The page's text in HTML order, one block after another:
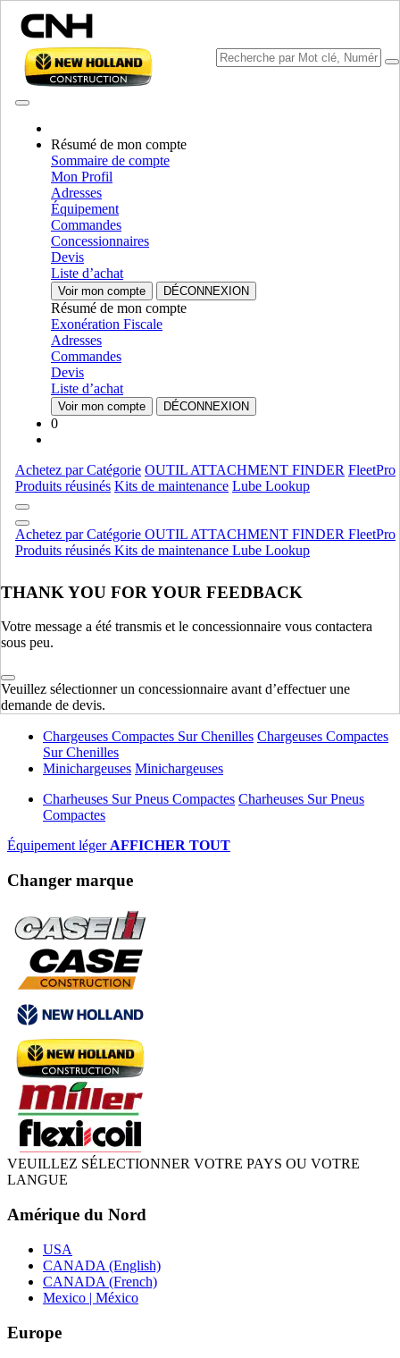
Résumé de mon compte
Sommaire de compte
Mon Profil
Adresses
Équipement
Commandes
Concessionnaires
Devis
Liste d’achat
Voir mon compte DÉCONNEXION
Résumé de mon compte
Exonération Fiscale
Adresses
Commandes
Devis
Liste d’achat
Voir mon compte DÉCONNEXION
0
Achetez par Catégorie OUTIL ATTACHMENT FINDER FleetPro
Produits réusinés Kits de maintenance Lube Lookup
Achetez par Catégorie OUTIL ATTACHMENT FINDER FleetPro
Produits réusinés Kits de maintenance Lube Lookup
THANK YOU FOR YOUR FEEDBACK
Votre message a été transmis et le concessionnaire vous contactera
sous peu.
Veuillez sélectionner un concessionnaire avant d’effectuer une
demande de devis.
Sélectionner marque
Fermer le Menu
ÉQUIPEMENT
AUTORÉPARATION
ÉQUIPEMENTALL ÉQUIPEMENT
Composants d’entraînement
Essieux Moteurs
Composants d’entraînement
Moteur
Ford Ford
MoteurAFFICHER TOUT
Compactage Compactage
Bouteurs Sur Chenilles
Équipement lourd
Équipement léger
Chargeuses Compactes Sur Chenilles Chargeuses Compactes
Sur Chenilles
Minichargeuses Minichargeuses
Charheuses Sur Pneus Compactes Charheuses Sur Pneus
Compactes
Équipement léger AFFICHER TOUT
Changer marque
VEUILLEZ SÉLECTIONNER VOTRE PAYS OU VOTRE
LANGUE
Amérique du Nord
USA
CANADA (English)
CANADA (French)
Mexico | México
Europe